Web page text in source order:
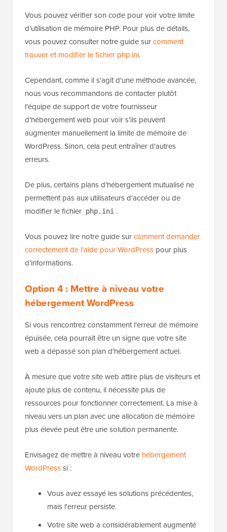
Vous pouvez vérifier son code pour voir votre limite
d’utilisation de mémoire PHP. Pour plus de détails,
vous pouvez consulter notre guide surcomment
trouver et modifier le fichier php.ini.
Cependant, comme il s'agit d'une méthode avancée,
nous vous recommandons de contacter plutôt
l'équipe de support de votre fournisseur
d'hébergement web pour voir s'ils peuvent
augmenter manuellement la limite de mémoire de
WordPress. Sinon, cela peut entraîner d'autres
erreurs.
De plus, certains plans d'hébergement mutualisé ne
permettent pas aux utilisateurs d'accéder ou de
modifier le fichier php.ini .
Vous pouvez lire notre guide surcomment demander
correctement de l’aide pour WordPress pour plus
d’informations.
Option 4 : Mettre à niveau votre
hébergement WordPress
Si vous rencontrez constamment l'erreur de mémoire
épuisée, cela pourrait être un signe que votre site
web a dépassé son plan d'hébergement actuel.
À mesure que votre site web attire plus de visiteurs et
ajoute plus de contenu, il nécessite plus de
ressources pour fonctionner correctement. La mise à
niveau vers un plan avec une allocation de mémoire
plus élevée peut être une solution permanente.
Envisagez de mettre à niveau votre hébergement
WordPresssi :
Vous avez essayé les solutions précédentes,
mais l'erreur persiste.
Votre site web a considérablement augmenté